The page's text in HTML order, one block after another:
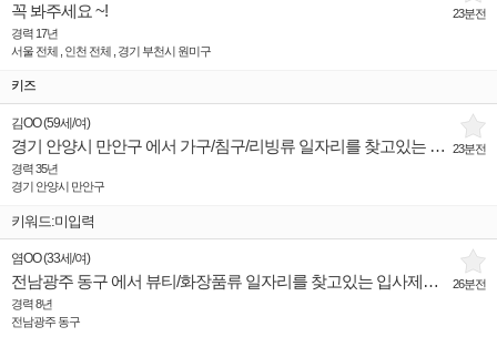
23분전
꼭 봐주세요 ~!
경력 17년
서울 전체 , 인천 전체 , 경기 부천시 원미구
키즈
23분전
김OO(59세 /여)
경기 안양시 만안구 에서 가구/침구/리빙류 일자리를 찾고있는 입사제의희망 인재입니다.
경력 35년
경기 안양시 만안구
키워드:미입력
26분전
염OO(33세 /여)
전남광주 동구 에서 뷰티/화장품류 일자리를 찾고있는 입사제의희망 인재입니다.
경력 8년
전남광주 동구